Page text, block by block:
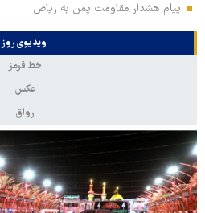
پیام هشدار مقاومت یمن به ریاض
ویدیوی روز
خط قرمز
عکس
رواق